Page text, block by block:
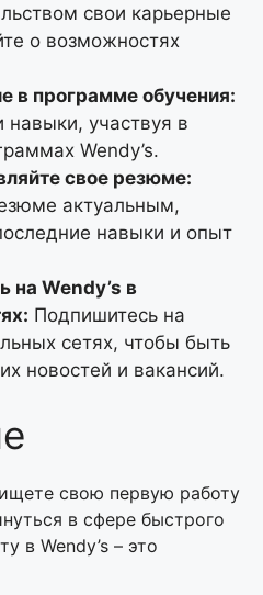
свои карьерные
о возможностях
в программе обучения:
навыки, участвуя в
Wendy’s.
свое резюме:
актуальным,
навыки и опыт
на Wendy’s в
Подпишитесь на
сетях, чтобы быть
новостей и вакансий.
свою первую работу
в сфере быстрого
в Wendy’s – это